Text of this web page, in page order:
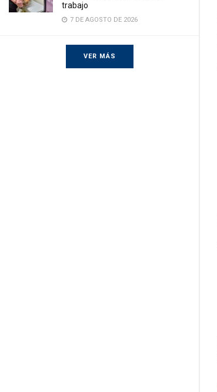
trabajo
7 DE AGOSTO DE 2026
VER MÁS